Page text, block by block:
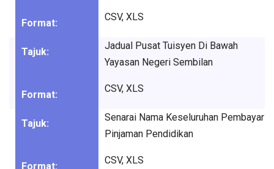
CSV, XLS
Jadual Pusat Tuisyen Di Bawah
Yayasan Negeri Sembilan
CSV, XLS
Senarai Nama Keseluruhan Pembayar
Pinjaman Pendidikan
CSV, XLS